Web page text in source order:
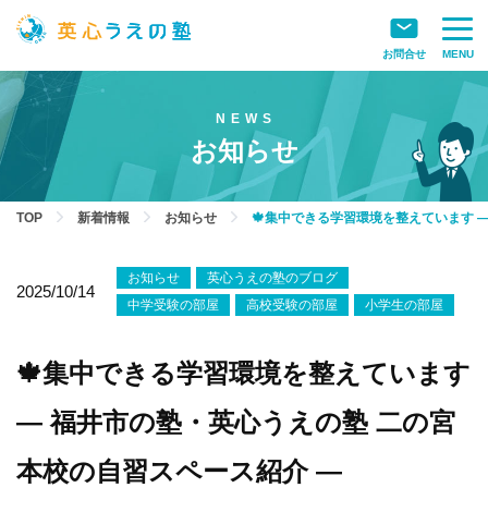
MENU
お問合せ
お知らせ
TOP 新着情報 お知らせ 🍁集中できる学習環境を整えています
2025/10/14
お知らせ
英心うえの塾のブログ
中学受験の部屋
高校受験の部屋 小学生の部屋
🍁集中できる学習環境を整えています
― 福井市の塾・英心うえの塾 二の宮
本校の自習スペース紹介 ―